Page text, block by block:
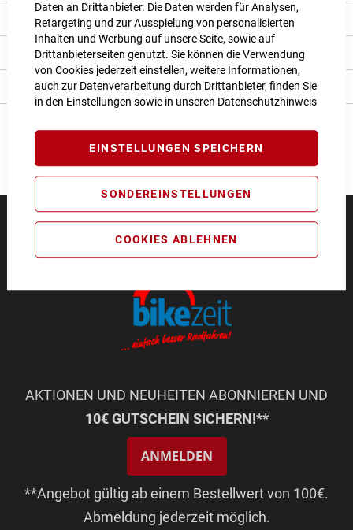
Daten an Drittanbieter. Die Daten werden für Analysen,
Retargeting und zur Ausspielung von personalisierten
Inhalten und Werbung auf unsere Seite, sowie auf
Drittanbieterseiten genutzt. Sie können die Verwendung
von Cookies jederzeit einstellen, weitere Informationen,
auch zur Datenverarbeitung durch Drittanbieter, finden Sie
in den Einstellungen sowie in unseren Datenschutzhinweis
EINSTELLUNGEN SPEICHERN
SONDEREINSTELLUNGEN
COOKIES ABLEHNEN
Produkt Details
Bewertungen
Angaben zur Produktsicherheit
AKTIONEN UND NEUHEITEN ABONNIEREN UND
10€ GUTSCHEIN SICHERN!**
ANMELDEN
**Angebot gültig ab einem Bestellwert von 100€.
Abmeldung jederzeit möglich.